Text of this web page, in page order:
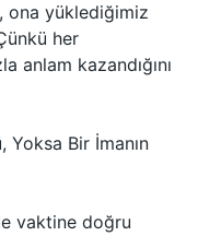
ona yüklediğimiz
her
anlam kazandığını
Yoksa Bir İmanın
vaktine doğru